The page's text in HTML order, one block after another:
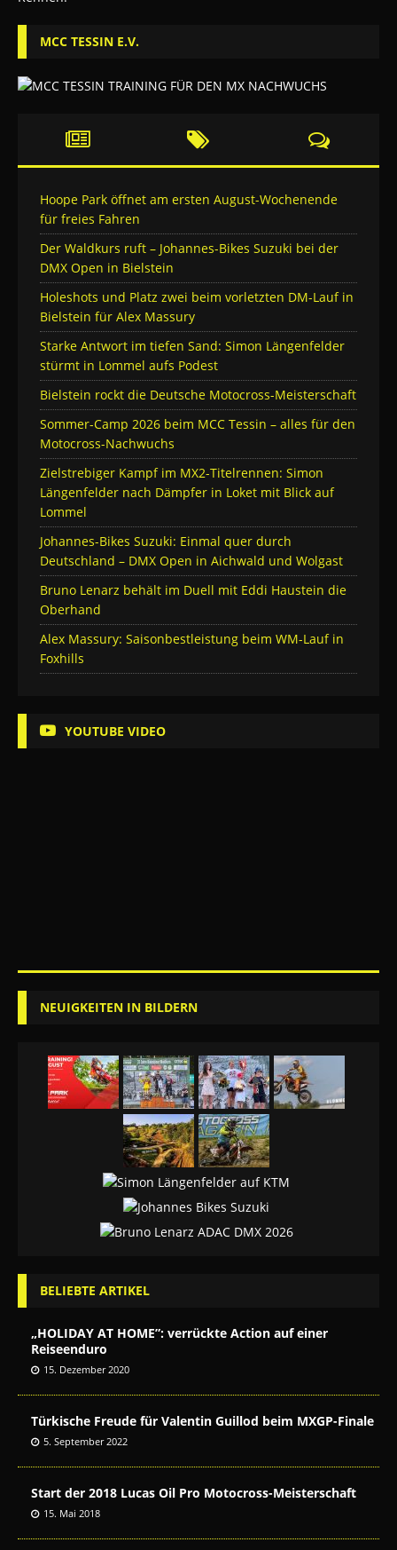
MCC TESSIN E.V.
Hoope Park öffnet am ersten August-Wochenende
für freies Fahren
Der Waldkurs ruft – Johannes-Bikes Suzuki bei der
DMX Open in Bielstein
Holeshots und Platz zwei beim vorletzten DM-Lauf in
Bielstein für Alex Massury
Starke Antwort im tiefen Sand: Simon Längenfelder
stürmt in Lommel aufs Podest
Bielstein rockt die Deutsche Motocross-Meisterschaft
Sommer-Camp 2026 beim MCC Tessin – alles für den
Motocross-Nachwuchs
Zielstrebiger Kampf im MX2-Titelrennen: Simon
Längenfelder nach Dämpfer in Loket mit Blick auf
Lommel
Johannes-Bikes Suzuki: Einmal quer durch
Deutschland – DMX Open in Aichwald und Wolgast
Bruno Lenarz behält im Duell mit Eddi Haustein die
Oberhand
Alex Massury: Saisonbestleistung beim WM-Lauf in
Foxhills
YOUTUBE VIDEO
NEUIGKEITEN IN BILDERN
BELIEBTE ARTIKEL
„HOLIDAY AT HOME”: verrückte Action auf einer
Reiseenduro
15. Dezember 2020
Türkische Freude für Valentin Guillod beim MXGP-Finale
5. September 2022
Start der 2018 Lucas Oil Pro Motocross-Meisterschaft
15. Mai 2018